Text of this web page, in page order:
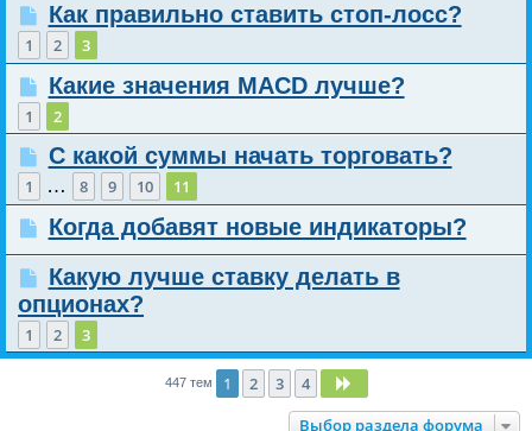
Как правильно ставить стоп-лосс?
1 2 3
Какие значения MACD лучше?
1 2
С какой суммы начать торговать?
1 … 8 9 10 11
Когда добавят новые индикаторы?
Какую лучше ставку делать в
опционах?
1 2 3
447 тем 1 2 3 4
Выбор раздела форума